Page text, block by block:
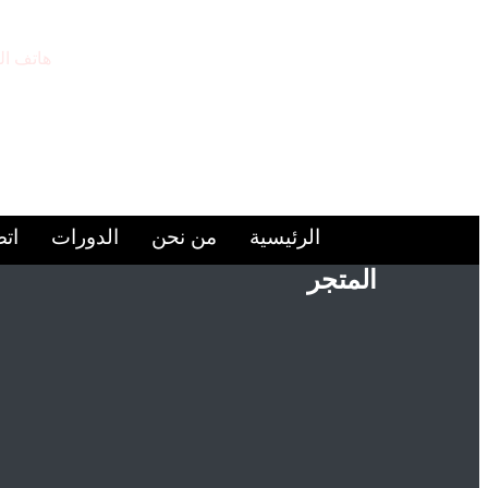
هاتف
الرئيسية من نحن الدورات
المتجر